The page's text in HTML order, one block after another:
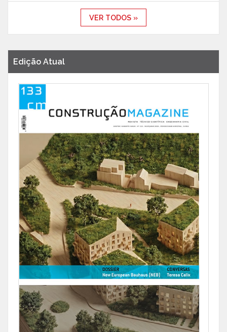
VER TODOS »
Edição Atual